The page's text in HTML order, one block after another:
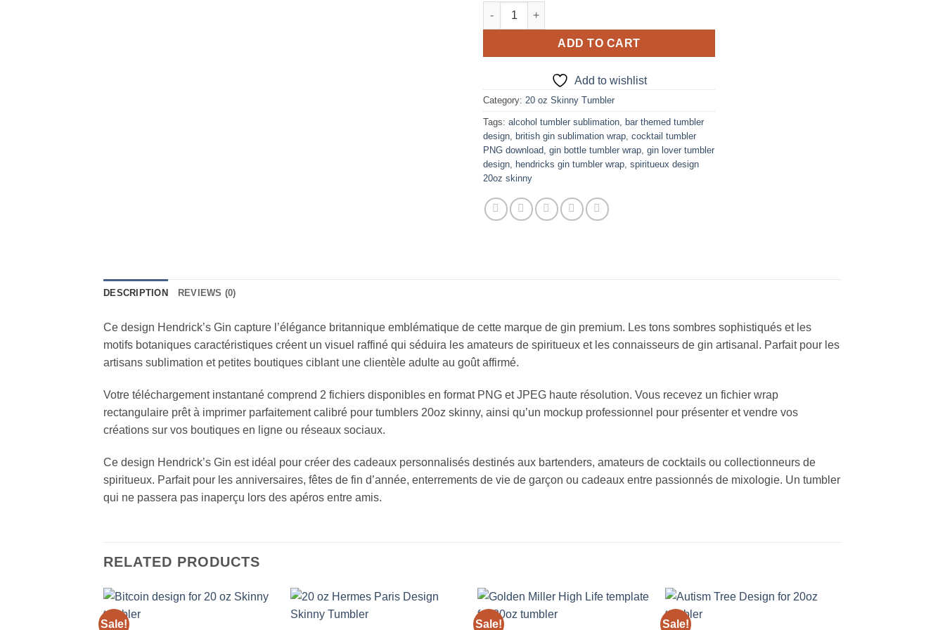
Hendrick's Gin design for 20 oz skinny tumbler quantity
ADD TO CART
Add to wishlist
Category: 20 oz Skinny Tumbler
Tags: alcohol tumbler sublimation bar themed tumbler
design british gin sublimation wrap cocktail tumbler
PNG download gin bottle tumbler wrap gin lover tumbler
design hendricks gin tumbler wrap spiritueux design
20oz skinny
DESCRIPTION REVIEWS (0)
Ce design Hendrick’s Gin capture l’élégance britannique emblématique de cette marque de gin premium. Les tons sombres sophistiqués et les
motifs botaniques caractéristiques créent un visuel raffiné qui séduira les amateurs de spiritueux et les connaisseurs de gin artisanal. Parfait pour les
artisans sublimation et petites boutiques ciblant une clientèle adulte au goût affirmé.
Votre téléchargement instantané comprend 2 fichiers disponibles en format PNG et JPEG haute résolution. Vous recevez un fichier wrap
rectangulaire prêt à imprimer parfaitement calibré pour tumblers 20oz skinny, ainsi qu’un mockup professionnel pour présenter et vendre vos
créations sur vos boutiques en ligne ou réseaux sociaux.
Ce design Hendrick’s Gin est idéal pour créer des cadeaux personnalisés destinés aux bartenders, amateurs de cocktails ou collectionneurs de
spiritueux. Parfait pour les anniversaires, fêtes de fin d’année, enterrements de vie de garçon ou cadeaux entre passionnés de mixologie. Un tumbler
qui ne passera pas inaperçu lors des apéros entre amis.
RELATED PRODUCTS
Sale! Sale! Sale!